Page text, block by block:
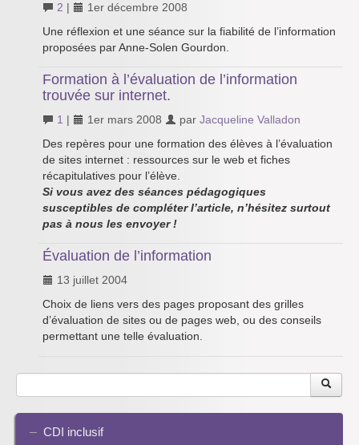
2 |
1er décembre 2008
Une réflexion et une séance sur la fiabilité de l’information
proposées par Anne-Solen Gourdon.
Formation à l’évaluation de l’information
trouvée sur internet.
1 | 1er mars 2008 par Jacqueline Valladon
Des repères pour une formation des élèves à l’évaluation
de sites internet : ressources sur le web et fiches
récapitulatives pour l’élève.
Si vous avez des séances pédagogiques
susceptibles de compléter l’article, n’hésitez surtout
pas à nous les envoyer !
Évaluation de l’information
13 juillet 2004
Choix de liens vers des pages proposant des grilles
d’évaluation de sites ou de pages web, ou des conseils
permettant une telle évaluation.
CDI inclusif